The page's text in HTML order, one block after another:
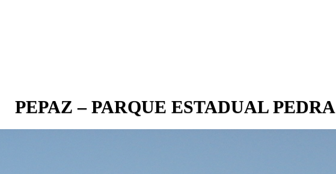
PEPAZ – PARQUE ESTADUAL